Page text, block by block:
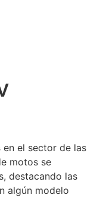
en el sector de las
motos se
destacando las
algún modelo